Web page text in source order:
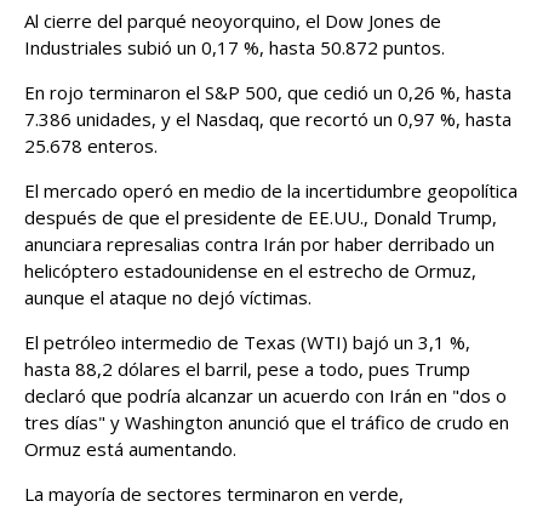
Al cierre del parqué neoyorquino, el Dow Jones de
Industriales subió un 0,17 %, hasta 50.872 puntos.
En rojo terminaron el S&P 500, que cedió un 0,26 %, hasta
7.386 unidades, y el Nasdaq, que recortó un 0,97 %, hasta
25.678 enteros.
El mercado operó en medio de la incertidumbre geopolítica
después de que el presidente de EE.UU., Donald Trump,
anunciara represalias contra Irán por haber derribado un
helicóptero estadounidense en el estrecho de Ormuz,
aunque el ataque no dejó víctimas.
El petróleo intermedio de Texas (WTI) bajó un 3,1 %,
hasta 88,2 dólares el barril, pese a todo, pues Trump
declaró que podría alcanzar un acuerdo con Irán en "dos o
tres días" y Washington anunció que el tráfico de crudo en
Ormuz está aumentando.
La mayoría de sectores terminaron en verde,